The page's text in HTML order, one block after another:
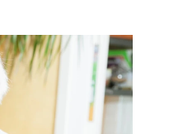
de acute zorg'